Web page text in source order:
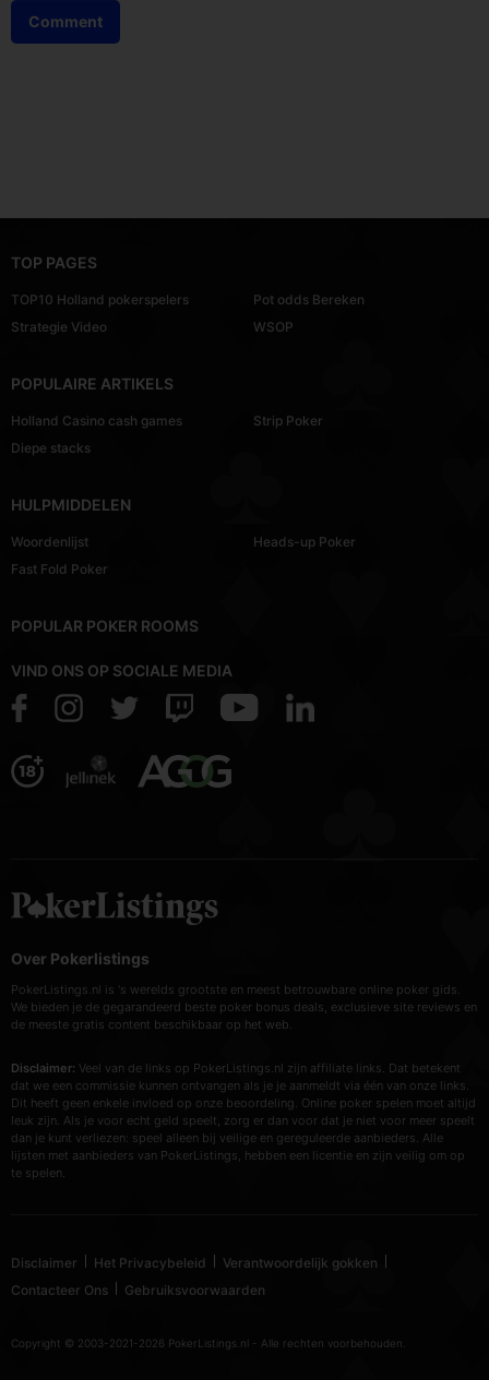
TOP PAGES
TOP10 Holland pokerspelers
Strategie Video
Pot odds Bereken
WSOP
POPULAIRE ARTIKELS
Holland Casino cash games
Diepe stacks
Strip Poker
HULPMIDDELEN
Woordenlijst
Fast Fold Poker
Heads-up Poker
POPULAR POKER ROOMS
VIND ONS OP SOCIALE MEDIA
Over Pokerlistings
PokerListings.nl is 's werelds grootste en meest betrouwbare online poker gids.
We bieden je de gegarandeerd beste poker bonus deals, exclusieve site reviews en
de meeste gratis content beschikbaar op het web.
Disclaimer: Veel van de links op PokerListings.nl zijn affiliate links. Dat betekent
dat we een commissie kunnen ontvangen als je je aanmeldt via één van onze links.
Dit heeft geen enkele invloed op onze beoordeling. Online poker spelen moet altijd
leuk zijn. Als je voor echt geld speelt, zorg er dan voor dat je niet voor meer speelt
dan je kunt verliezen: speel alleen bij veilige en gereguleerde aanbieders. Alle
lijsten met aanbieders van PokerListings, hebben een licentie en zijn veilig om op
te spelen.
Disclaimer Het Privacybeleid
Verantwoordelijk gokken
Contacteer Ons
Gebruiksvoorwaarden
Copyright © 2003-2021-2026 PokerListings.nl - Alle rechten voorbehouden.